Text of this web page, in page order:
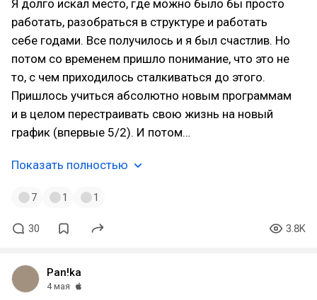
Я долго искал место, где можно было бы просто
работать, разобраться в структуре и работать
себе годами. Все получилось и я был счастлив. Но
потом со временем пришло понимание, что это не
то, с чем приходилось сталкиваться до этого.
Пришлось учиться абсолютно новым программам
и в целом перестраивать свою жизнь на новый
график (впервые 5/2). И потом…
Показать полностью
7 1 1
30 3.8K
Pan!ka
4 мая